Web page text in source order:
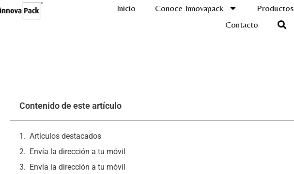
Inicio Conoce Innovapack Productos
Contacto
Contenido de este artículo
Artículos destacados
Envía la dirección a tu móvil
Envía la dirección a tu móvil